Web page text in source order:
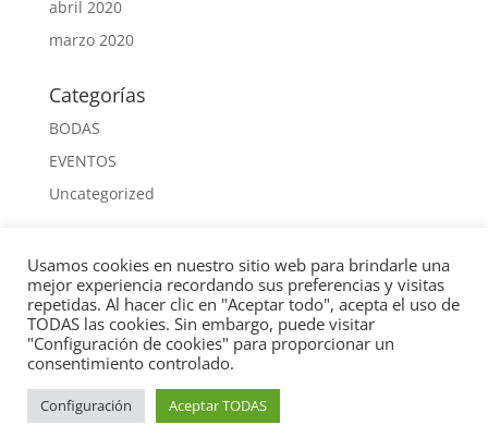
abril 2020
marzo 2020
Categorías
BODAS
EVENTOS
Uncategorized
Acceder
Feed de entradas
Feed de comentarios
Usamos cookies en nuestro sitio web para brindarle una
mejor experiencia recordando sus preferencias y visitas
repetidas. Al hacer clic en "Aceptar todo", acepta el uso de
TODAS las cookies. Sin embargo, puede visitar
"Configuración de cookies" para proporcionar un
consentimiento controlado.
Configuración Aceptar TODAS